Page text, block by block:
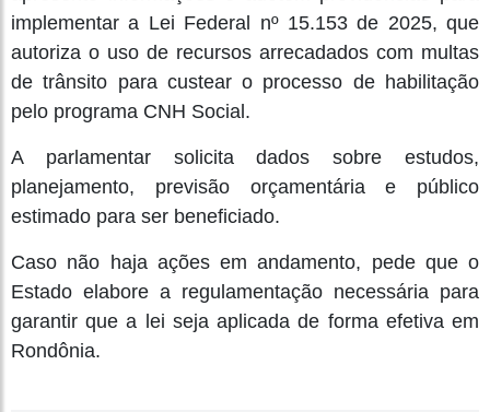
implementar a Lei Federal nº 15.153 de 2025, que
autoriza o uso de recursos arrecadados com multas
de trânsito para custear o processo de habilitação
pelo programa CNH Social.
A parlamentar solicita dados sobre estudos,
planejamento, previsão orçamentária e público
estimado para ser beneficiado.
Caso não haja ações em andamento, pede que o
Estado elabore a regulamentação necessária para
garantir que a lei seja aplicada de forma efetiva em
Rondônia.